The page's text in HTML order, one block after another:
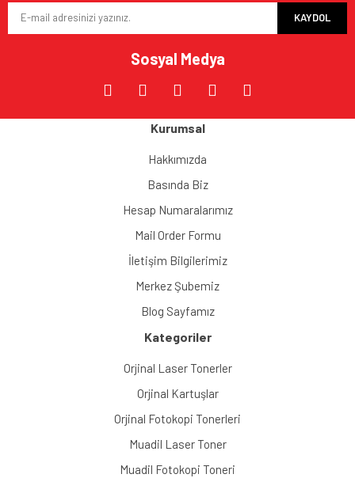
Ürün fiyatı diğer sitelerden daha pahalı.
Gönder
KAYDOL
Sosyal Medya
Kurumsal
Hakkımızda
Basında Biz
Hesap Numaralarımız
Mail Order Formu
İletişim Bilgilerimiz
Merkez Şubemiz
Blog Sayfamız
Kategoriler
Orjinal Laser Tonerler
Orjinal Kartuşlar
Orjinal Fotokopi Tonerleri
Muadil Laser Toner
Muadil Fotokopi Toneri